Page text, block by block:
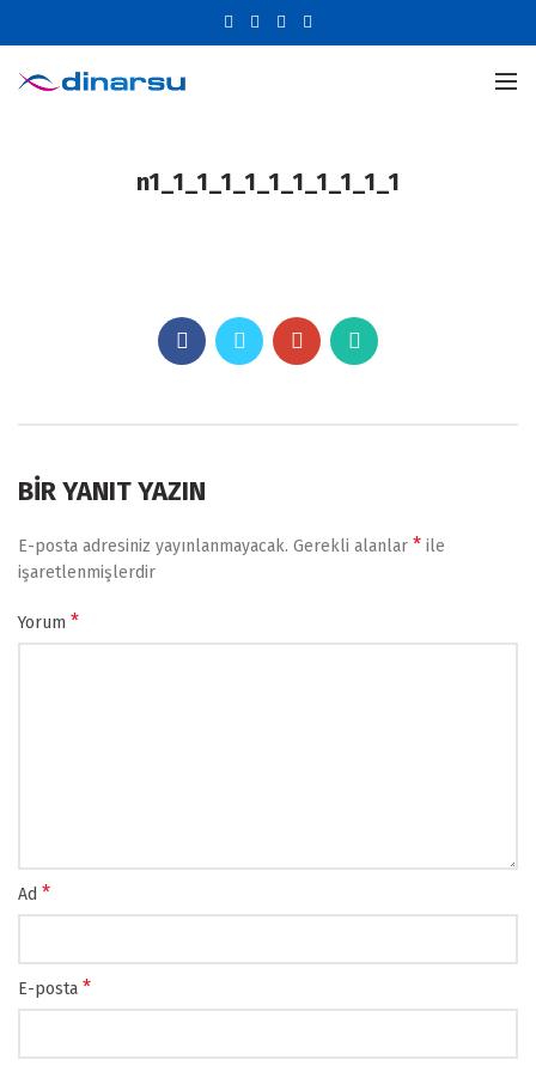
n1_1_1_1_1_1_1_1_1_1_1
BIR YANIT YAZIN
E-posta adresiniz yayınlanmayacak. Gerekli alanlar * ile
işaretlenmişlerdir
Yorum *
Ad *
E-posta *